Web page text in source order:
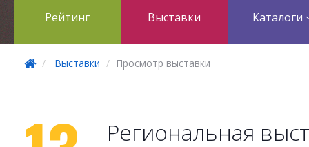
Рейтинг Выставки Каталоги
Выставки Просмотр выставки
Региональная